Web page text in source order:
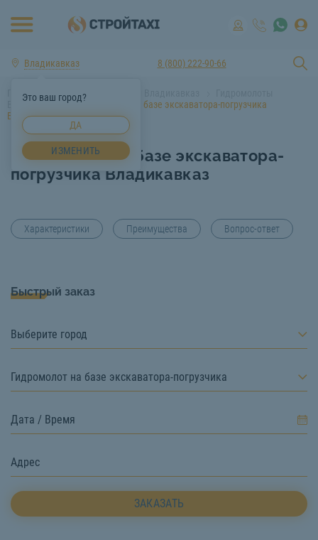
Владикавказ
Это ваш город?
ДА
ИЗМЕНИТЬ
8 (800) 222-90-66
Главная Аренда спецтехники Владикавказ
Владикавказ
Гидромолот на базе экскаватора-погрузчика
Владикавказ
Гидромолот на базе экскаватора-
погрузчика Владикавказ
Характеристики Преимущества Вопрос-ответ
Быстрый заказ
Выберите город
Гидромолот на базе экскаватора-погрузчика
ЗАКАЗАТЬ